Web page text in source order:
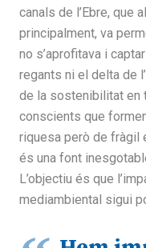
canals de l’Ebre, que
principalment, va
no s’aprofitava i
regants ni el delta de
de la sostenibilitat en
conscients que
riquesa però de fràgil
és una font
L’objectiu és que
mediambiental sigui